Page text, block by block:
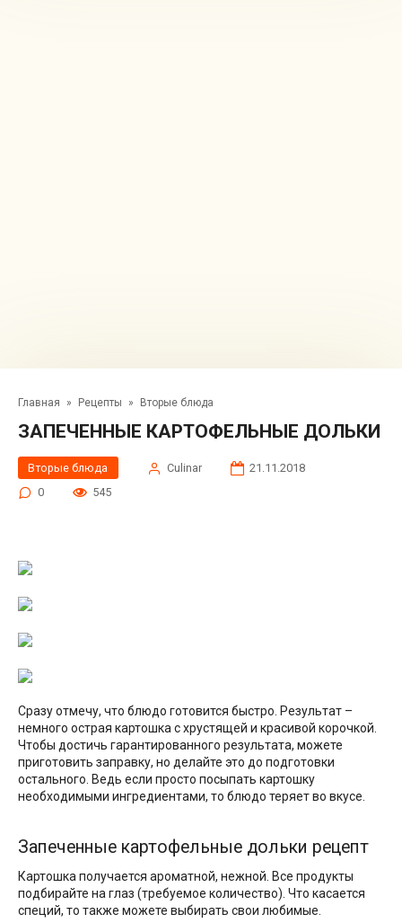
Главная » Рецепты » Вторые блюда
ЗАПЕЧЕННЫЕ КАРТОФЕЛЬНЫЕ ДОЛЬКИ
Вторые блюда Сulinar
21.11.2018
0
545
Сразу отмечу, что блюдо готовится быстро. Результат –
немного острая картошка с хрустящей и красивой корочкой.
Чтобы достичь гарантированного результата, можете
приготовить заправку, но делайте это до подготовки
остального. Ведь если просто посыпать картошку
необходимыми ингредиентами, то блюдо теряет во вкусе.
Запеченные картофельные дольки рецепт
Картошка получается ароматной, нежной. Все продукты
подбирайте на глаз (требуемое количество). Что касается
специй, то также можете выбирать свои любимые.